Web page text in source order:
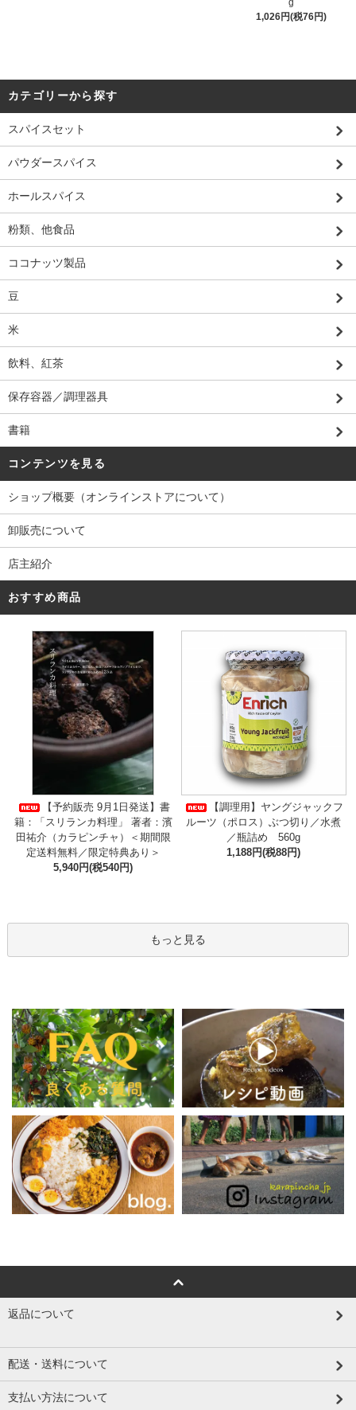
1,026円(税76円)
カテゴリーから探す
スパイスセット
パウダースパイス
ホールスパイス
粉類、他食品
ココナッツ製品
豆
米
飲料、紅茶
保存容器／調理器具
書籍
コンテンツを見る
ショップ概要（オンラインストアについて）
卸販売について
店主紹介
おすすめ商品
【予約販売 9月1日発送】書
籍：「スリランカ料理」 著者：濱
田祐介（カラピンチャ）＜期間限
定送料無料／限定特典あり＞
5,940円(税540円)
【調理用】ヤングジャックフ
ルーツ（ポロス）ぶつ切り／水煮
／瓶詰め 560g
1,188円(税88円)
もっと見る
返品について
配送・送料について
支払い方法について